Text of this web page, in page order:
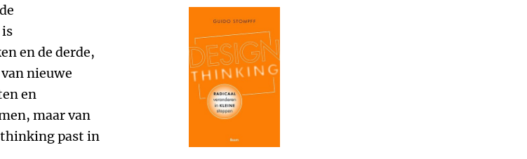
en de derde,
nieuwe
en
maar van
thinking past in